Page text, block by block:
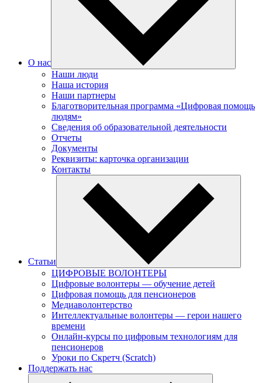
О нас
Наши люди
Наша история
Наши партнеры
Благотворительная программа «Цифровая помощь
людям»
Сведения об образовательной деятельности
Отчеты
Документы
Реквизиты: карточка организации
Контакты
Статьи
ЦИФРОВЫЕ ВОЛОНТЕРЫ
Цифровые волонтеры — обучение детей
Цифровая помощь для пенсионеров
Медиаволонтерство
Интеллектуальные волонтеры — герои нашего
времени
Онлайн-курсы по цифровым технологиям для
пенсионеров
Уроки по Скретч (Scratch)
Поддержать нас